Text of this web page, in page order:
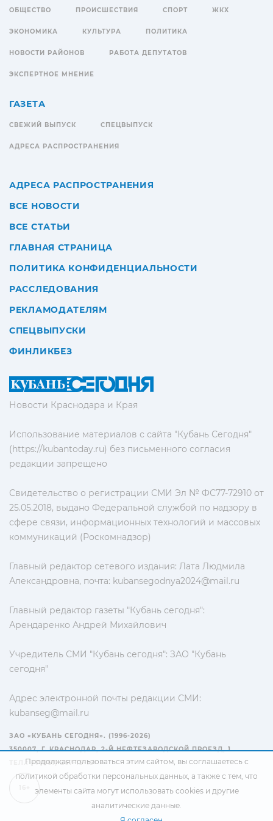
Новости Краснодара и Края
Использование материалов с сайта "Кубань Сегодня"
(https://kubantoday.ru) без письменного согласия
редакции запрещено
Свидетельство о регистрации СМИ Эл № ФС77-72910 от
25.05.2018, выдано Федеральной службой по надзору в
сфере связи, информационных технологий и массовых
коммуникаций (Роскомнадзор)
Главный редактор сетевого издания: Лата Людмила
Александровна, почта: kubansegodnya2024@mail.ru
Главный редактор газеты "Кубань сегодня":
Арендаренко Андрей Михайлович
Учредитель СМИ "Кубань сегодня": ЗАО "Кубань
сегодня"
Адрес электронной почты редакции СМИ:
kubanseg@mail.ru
ОБЩЕСТВО ПРОИСШЕСТВИЯ СПОРТ ЖКХ
ЭКОНОМИКА КУЛЬТУРА ПОЛИТИКА
НОВОСТИ РАЙОНОВ РАБОТА ДЕПУТАТОВ
ЭКСПЕРТНОЕ МНЕНИЕ
ГАЗЕТА
СВЕЖИЙ ВЫПУСК СПЕЦВЫПУСК
АДРЕСА РАСПРОСТРАНЕНИЯ
АДРЕСА РАСПРОСТРАНЕНИЯ
ВСЕ НОВОСТИ
ВСЕ СТАТЬИ
ГЛАВНАЯ СТРАНИЦА
ПОЛИТИКА КОНФИДЕНЦИАЛЬНОСТИ
РАССЛЕДОВАНИЯ
РЕКЛАМОДАТЕЛЯМ
СПЕЦВЫПУСКИ
ФИНЛИКБЕЗ
ЗАО «КУБАНЬ СЕГОДНЯ». (1996-2026)
350007, Г. КРАСНОДАР, 2-Й НЕФТЕЗАВОДСКОЙ ПРОЕЗД, 1
ТЕЛ.: +7(861) 267-15-15
Продолжая пользоваться этим сайтом, вы соглашаетесь с
политикой обработки персональных данных, а также с тем, что
элементы сайта могут использовать cookies и другие
аналитические данные.